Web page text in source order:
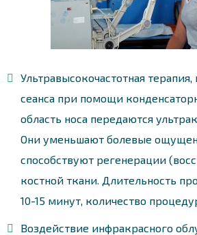
Ультравысокочастотная
сеанса при помощи
область носа передаются
Они уменьшают болевые
способствуют регенерации
костной ткани. Длительность
10-15 минут, количество
Воздействие инфракрасного